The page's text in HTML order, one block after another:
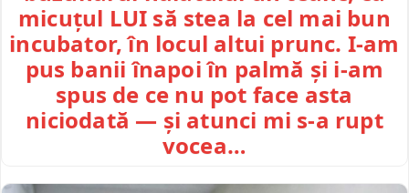
micuțul LUI să stea la cel mai bun
incubator, în locul altui prunc. I-am
pus banii înapoi în palmă și i-am
spus de ce nu pot face asta
niciodată — și atunci mi s-a rupt
vocea…